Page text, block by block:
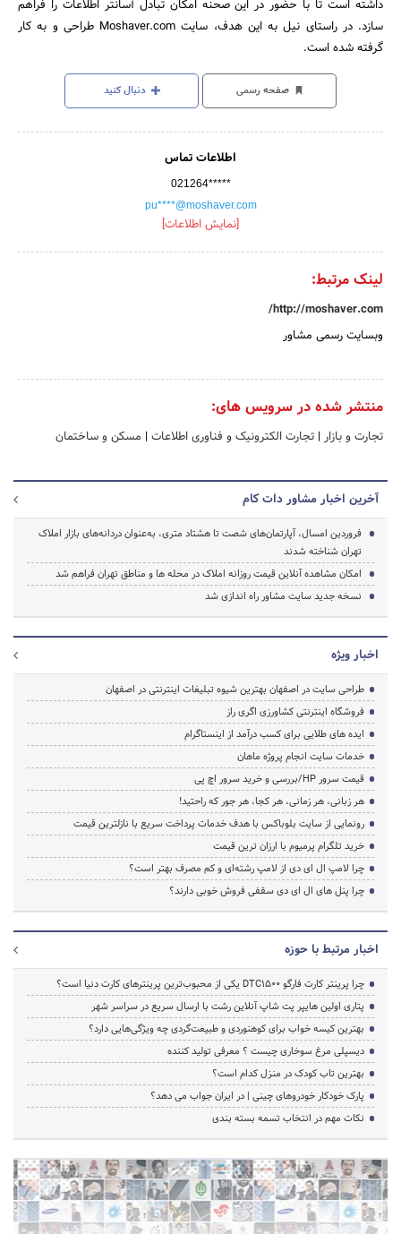
داشته است تا با حضور در این صحنه امکان تبادل آسانتر اطلاعات را فراهم
سازد. در راستای نیل به این هدف، سایت Moshaver.com طراحی و به کار
گرفته شده است.
صفحه رسمی دنبال کنید
اطلاعات تماس
021264*****
pu****@moshaver.com
[نمایش اطلاعات]
لینک مرتبط:
http://moshaver.com/
وبسایت رسمی مشاور
منتشر شده در سرویس های:
تجارت و بازار | تجارت الکترونیک و فناوری اطلاعات | مسکن و ساختمان
آخرین اخبار مشاور دات کام
فروردین امسال، آپارتمان‌های شصت تا هشتاد متری، به‌عنوان دردانه‌های بازار املاک
تهران شناخته شدند
امکان مشاهده آنلاین قیمت روزانه املاک در محله ها و مناطق تهران فراهم شد
نسخه جدید سایت مشاور راه اندازی شد
اخبار ویژه
طراحی سایت در اصفهان بهترین شیوه تبلیغات اینترنتی در اصفهان
فروشگاه اینترنتی کشاورزی اگری راز
ایده های طلایی برای کسب درآمد از اینستاگرام
خدمات سایت انجام پروژه ماهان
قیمت سرور HP/بررسی و خرید سرور اچ پی
هر زبانی، هر زمانی، هر کجا، هر جور که راحتید!
رونمایی از سایت بلوباکس با هدف خدمات پرداخت سریع با نازلترین قیمت
خرید تلگرام پرمیوم با ارزان ترین قیمت
چرا لامپ ال ای دی از لامپ رشته‌ای و کم مصرف بهتر است؟
چرا پنل های ال ای دی سقفی فروش خوبی دارند؟
اخبار مرتبط با حوزه
چرا پرینتر کارت فارگو DTC1500 یکی از محبوب‌ترین پرینترهای کارت دنیا است؟
پتاری اولین هایپر پت شاپ آنلاین رشت با ارسال سریع در سراسر شهر
بهترین کیسه خواب برای کوهنوردی و طبیعت‌گردی چه ویژگی‌هایی دارد؟
دیسپلی مرغ سوخاری چیست ؟ معرفی تولید کننده
بهترین تاب کودک در منزل کدام است؟
پارک خودکار خودروهای چینی | در ایران جواب می دهد؟
نکات مهم در انتخاب تسمه بسته بندی